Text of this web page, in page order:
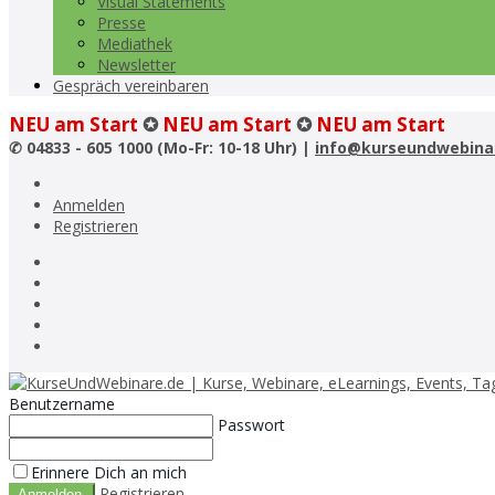
Presse
Mediathek
Newsletter
Gespräch vereinbaren
NEU am Start ✪ NEU am Start ✪ NEU am Start
✆ 04833 - 605 1000 (Mo-Fr: 10-18 Uhr) |
Anmelden
Registrieren
Benutzername
Passwort
Erinnere Dich an mich